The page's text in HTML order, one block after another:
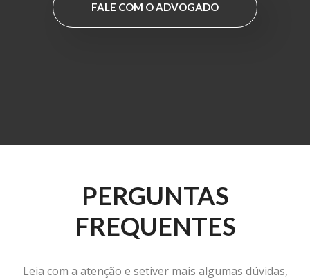
FALE COM O ADVOGADO
PERGUNTAS
FREQUENTES
Leia com a atenção e setiver mais algumas dúvidas,